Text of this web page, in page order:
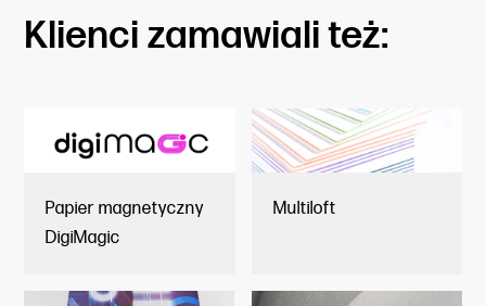
Klienci zamawiali też:
Papier magnetyczny
DigiMagic
Multiloft